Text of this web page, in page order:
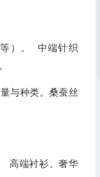
）。 中端针织
与种类。桑蚕丝
高端衬衫、奢华